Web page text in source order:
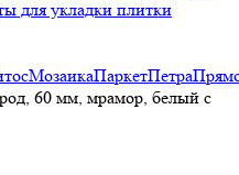
для укладки плитки
МозаикаПаркетПетра
60 мм, мрамор, белый с